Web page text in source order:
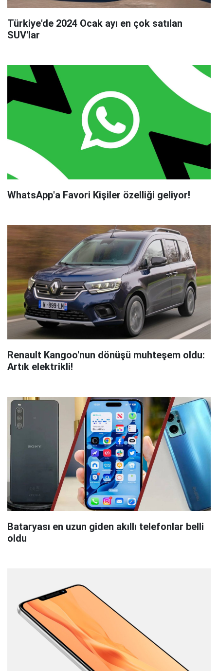
Türkiye'de 2024 Ocak ayı en çok satılan
SUV'lar
WhatsApp'a Favori Kişiler özelliği geliyor!
Renault Kangoo'nun dönüşü muhteşem oldu:
Artık elektrikli!
Bataryası en uzun giden akıllı telefonlar belli
oldu